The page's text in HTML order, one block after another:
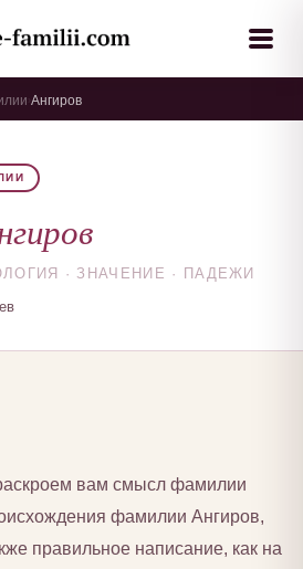
Ангиров
· ЗНАЧЕНИЕ · ПАДЕЖИ
вам смысл фамилии
фамилии Ангиров,
правильное написание, как на